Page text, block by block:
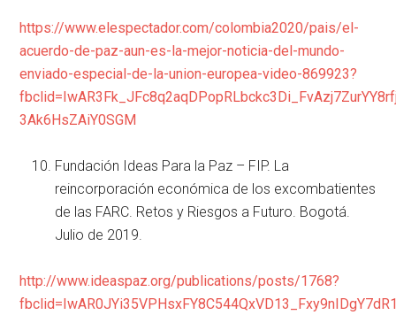
https://www.elespectador.com/colombia2020/pais/el-
acuerdo-de-paz-aun-es-la-mejor-noticia-del-mundo-
enviado-especial-de-la-union-europea-video-869923?
3Ak6HsZAiY0SGM
Fundación Ideas Para la Paz – FIP. La
reincorporación económica de los excombatientes
de las FARC. Retos y Riesgos a Futuro. Bogotá.
Julio de 2019.
http://www.ideaspaz.org/publications/posts/1768?